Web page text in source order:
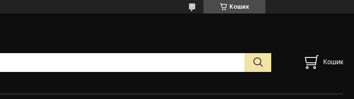
Кошик
Кошик